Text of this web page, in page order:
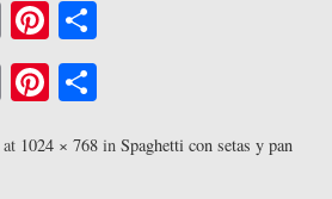
E
m
ail
Pi
nt
er
es pa
rti
E
ail
Pi
er m
at 1024 × 768 in Spaghetti con setas y pan